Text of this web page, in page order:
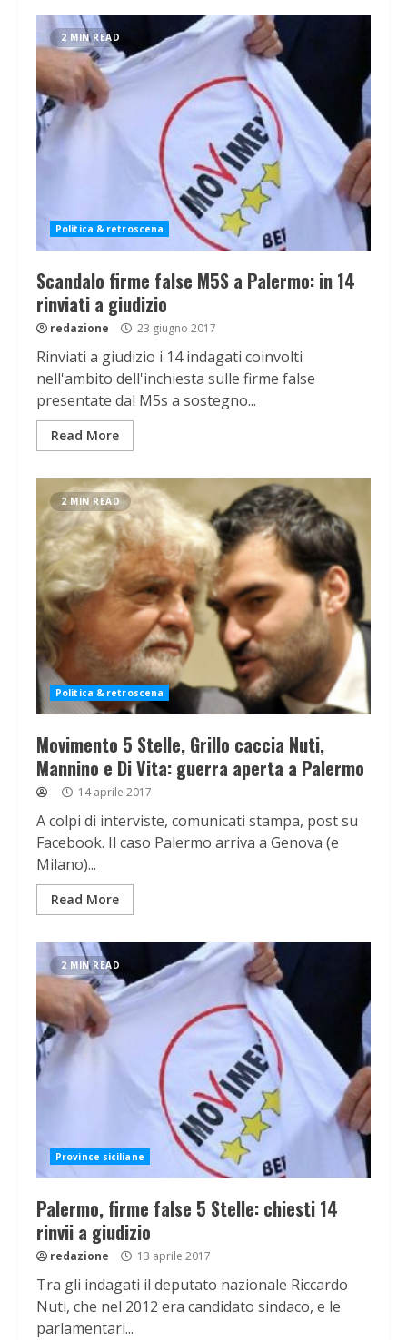
2 MIN READ
Politica & retroscena
Scandalo firme false M5S a Palermo: in 14
rinviati a giudizio
redazione 23 giugno 2017
Rinviati a giudizio i 14 indagati coinvolti
nell'ambito dell'inchiesta sulle firme false
presentate dal M5s a sostegno...
Read More
2 MIN READ
Politica & retroscena
Movimento 5 Stelle, Grillo caccia Nuti,
Mannino e Di Vita: guerra aperta a Palermo
14 aprile 2017
A colpi di interviste, comunicati stampa, post su
Facebook. Il caso Palermo arriva a Genova (e
Milano)...
Read More
2 MIN READ
Province siciliane
Palermo, firme false 5 Stelle: chiesti 14
rinvii a giudizio
redazione 13 aprile 2017
Tra gli indagati il deputato nazionale Riccardo
Nuti, che nel 2012 era candidato sindaco, e le
parlamentari...